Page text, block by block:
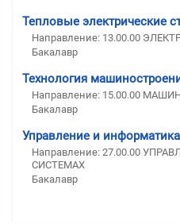
Тепловые электрические
Направление: 13.00.00
Бакалавр
Технология
Направление: 15.00.00
Бакалавр
Управление и
Направление: 27.00.00
СИСТЕМАХ
Бакалавр